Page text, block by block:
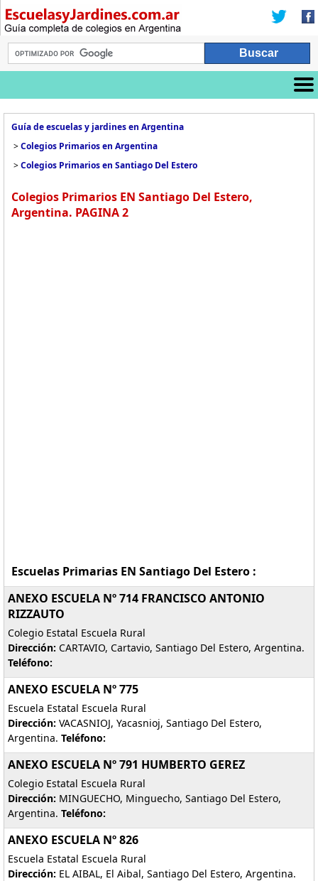
Guía de escuelas y jardines en Argentina
>Colegios Primarios en Argentina
>Colegios Primarios en Santiago Del Estero
Colegios Primarios EN Santiago Del Estero,
Argentina. PAGINA 2
Escuelas Primarias EN Santiago Del Estero :
ANEXO ESCUELA Nº 714 FRANCISCO ANTONIO
RIZZAUTO
Colegio Estatal Escuela Rural
Dirección: CARTAVIO, Cartavio, Santiago Del Estero, Argentina.
Teléfono:
ANEXO ESCUELA Nº 775
Escuela Estatal Escuela Rural
Dirección: VACASNIOJ, Yacasnioj, Santiago Del Estero,
Argentina. Teléfono:
ANEXO ESCUELA Nº 791 HUMBERTO GEREZ
Colegio Estatal Escuela Rural
Dirección: MINGUECHO, Minguecho, Santiago Del Estero,
Argentina. Teléfono:
ANEXO ESCUELA Nº 826
Escuela Estatal Escuela Rural
Dirección: EL AIBAL, El Aibal, Santiago Del Estero, Argentina.